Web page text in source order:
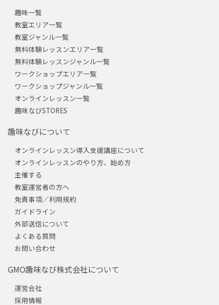
趣味一覧
教室エリア一覧
教室ジャンル一覧
無料体験レッスンエリア一覧
無料体験レッスンジャンル一覧
ワークショップエリア一覧
ワークショップジャンル一覧
オンラインレッスン一覧
趣味なびSTORES
趣味なびについて
オンラインレッスン導入支援講座について
オンラインレッスンのやり方、始め方
主催する
教室運営者の方へ
免責事項／利用規約
ガイドライン
外部送信について
よくある質問
お問い合わせ
GMO趣味なび株式会社について
運営会社
採用情報